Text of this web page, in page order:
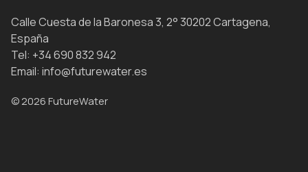
Calle Cuesta de la Baronesa 3, 2° 30202 Cartagena,
España
Tel: +34 690 832 942
Email: info@futurewater.es
© 2026 FutureWater